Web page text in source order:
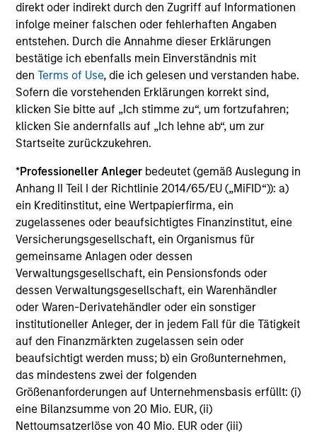
direkt oder indirekt durch den Zugriff auf Informationen
infolge meiner falschen oder fehlerhaften Angaben
entstehen. Durch die Annahme dieser Erklärungen
bestätige ich ebenfalls mein Einverständnis mit
denTerms of Use, die ich gelesen und verstanden habe.
Sofern die vorstehenden Erklärungen korrekt sind,
klicken Sie bitte auf „Ich stimme zu“, um fortzufahren;
klicken Sie andernfalls auf „Ich lehne ab“, um zur
Startseite zurückzukehren.
*Professioneller Anleger bedeutet (gemäß Auslegung in
Anhang II Teil I der Richtlinie 2014/65/EU („MiFID“)): a)
ein Kreditinstitut, eine Wertpapierfirma, ein
zugelassenes oder beaufsichtigtes Finanzinstitut, eine
Versicherungsgesellschaft, ein Organismus für
gemeinsame Anlagen oder dessen
Verwaltungsgesellschaft, ein Pensionsfonds oder
dessen Verwaltungsgesellschaft, ein Warenhändler
oder Waren-Derivatehändler oder ein sonstiger
institutioneller Anleger, der in jedem Fall für die Tätigkeit
auf den Finanzmärkten zugelassen sein oder
beaufsichtigt werden muss; b) ein Großunternehmen,
das mindestens zwei der folgenden
Größenanforderungen auf Unternehmensbasis erfüllt: (i)
eine Bilanzsumme von 20 Mio. EUR, (ii)
Nettoumsatzerlöse von 40 Mio. EUR oder (iii)
Der Einsatz von Fremdkapital erhöht die Risiken, so dass
eine relativ kleine Bewegung im Wert einer Anlage zu einer
unverhältnismäßig großen Bewegung, sowohl im negativen
als auch im positiven Sinne, im Wert dieser Anlage und
damit auch im Wert des Fonds führen kann.
Die auf dieser Webseite verfügbaren Unterlagen beziehen
sich auf mehrere Teilfonds der Morgan Stanley Investment
Management Funds-Reihe. Bitte beachten Sie, dass nicht
alle Teilfonds in allen Ländern verfügbar sind und Teilfonds
nicht für Personen mit Wohnsitz in Ländern verfügbar sind,
den jeweils geltenden Gesetzen oder Vorschriften
zuwiderlaufen würde.
Je höher die Kategorie (1-7), desto höher ist der mögliche
Ertrag, aber auch das Risiko, den ursprünglich angelegten
Betrag zu verlieren. Kategorie 1 bedeutet nicht, dass es sich
um eine risikofreie Anlage handelt. Bitte beachten Sie die
BasisInformationsBlatt („BIB“) des Fonds unter Ressourcen,
die Risikoeinstufungen und -hinweise für die einzelnen
Anlageklassen enthalten.
DasMorningstar Rating™(Sterne-Rating) für Fonds wird
für Vermögensverwaltungsprodukte (wie Investmentfonds,
Variable-Annuity- und Variable-Life-Unterkonten (variable
Renten- und Lebensversicherung), börsennotierte Fonds,
geschlossene Fonds und separate Konten) berechnet, die
seit mindestens drei Jahren existieren. Börsennotierte
Fonds und offene Investmentfonds werden zu
Vergleichszwecken zu einer Kategorie zusammengefasst.
Das Rating wird anhand der Morningstar Risk-Adjusted